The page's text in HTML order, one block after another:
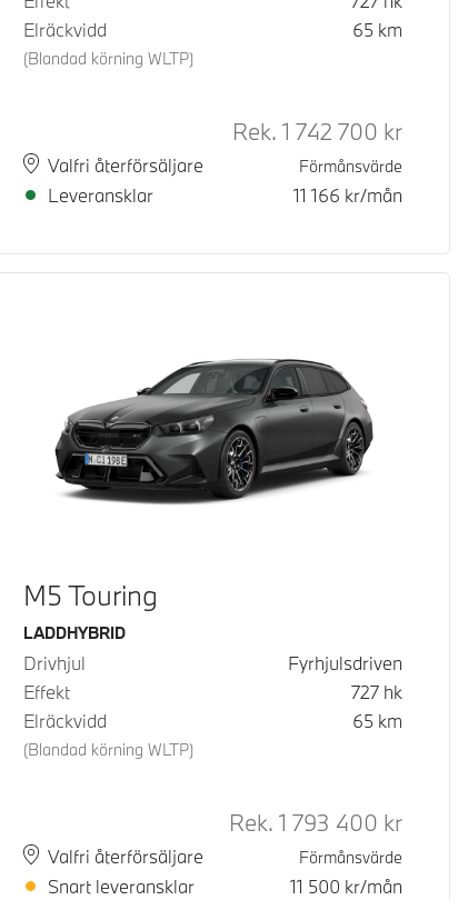
Elräckvidd
(Blandad körning WLTP)
65 km
PlatsValfri återförsäljare
Leveranstid
Leveransklar
Rek.
Rek. 1 742 700 kr
Förmånsvärde
11 166 kr/mån
M5 Touring
Bränsle
LADDHYBRID
Drivhjul
Fyrhjulsdriven
Effekt
727 hk
Elräckvidd
(Blandad körning WLTP)
65 km
PlatsValfri återförsäljare
Leveranstid
Snart leveransklar
Rek.
Rek. 1 793 400 kr
Förmånsvärde
11 500 kr/mån